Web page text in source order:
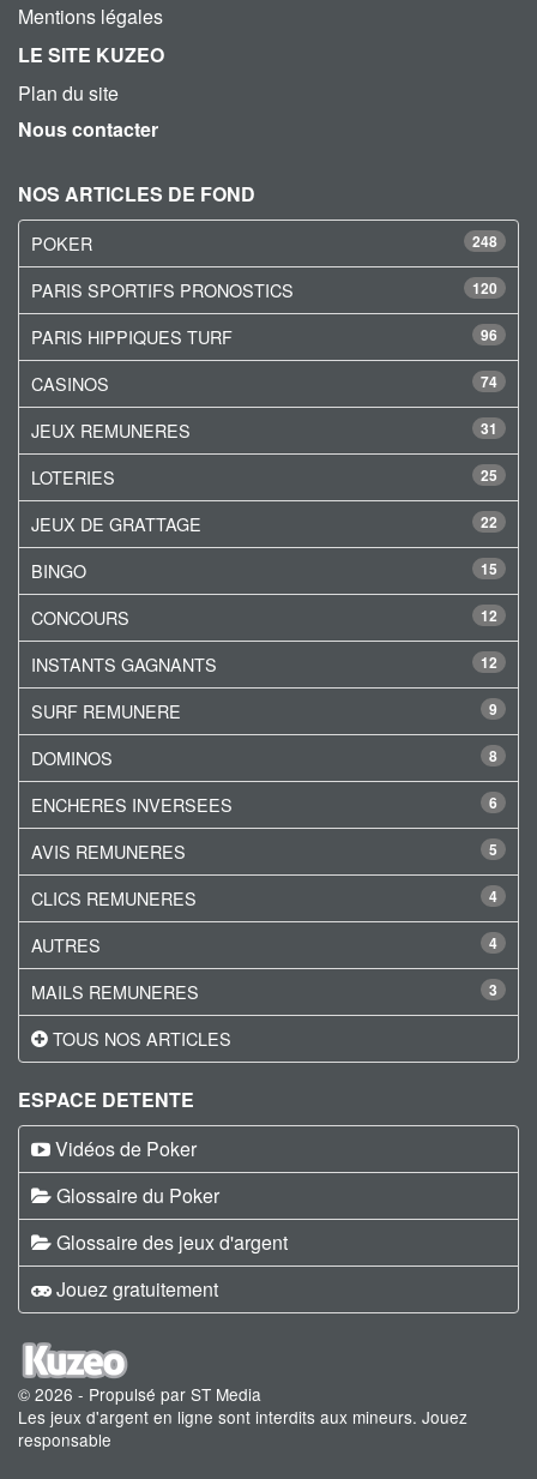
Mentions légales
LE SITE KUZEO
Plan du site
Nous contacter
NOS ARTICLES DE FOND
248
POKER
120
PARIS SPORTIFS PRONOSTICS
96
PARIS HIPPIQUES TURF
74
CASINOS
31
JEUX REMUNERES
25
LOTERIES
22
JEUX DE GRATTAGE
15
BINGO
12
CONCOURS
12
INSTANTS GAGNANTS
9
SURF REMUNERE
8
DOMINOS
6
ENCHERES INVERSEES
5
AVIS REMUNERES
4
CLICS REMUNERES
4
AUTRES
3
MAILS REMUNERES
TOUS NOS ARTICLES
ESPACE DETENTE
Vidéos de Poker
Glossaire du Poker
Glossaire des jeux d'argent
Jouez gratuitement
© 2026 - Propulsé par ST Media
Les jeux d'argent en ligne sont interdits aux mineurs. Jouez
responsable